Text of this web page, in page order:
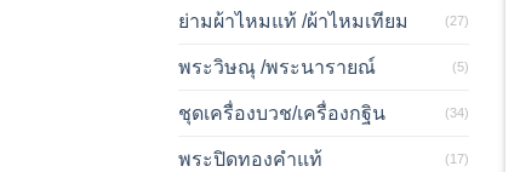
ย่ามผ้าไหมแท้ /ผ้าไหมเทียม (27)
พระวิษณุ /พระนารายณ์ (5)
ชุดเครื่องบวช/เครื่องกฐิน (34)
พระปิดทองคำแท้ (17)